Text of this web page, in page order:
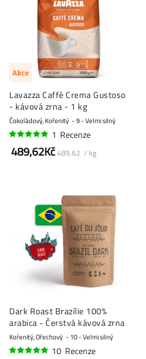
Akce
Lavazza Caffè Crema Gustoso
- kávová zrna - 1 kg
Čokoládový, Kořenitý 9 - Velmi silný
1 Recenze
489,62Kč489,62 / kg
Dark Roast Brazílie 100%
arabica - Čerstvá kávová zrna
Kořenitý, Ořechový 10 - Velmi silný
10 Recenze